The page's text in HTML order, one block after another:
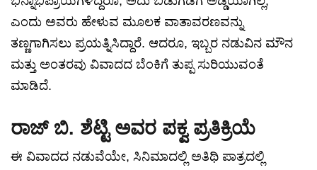
ಎಂದು ಅವರು ಹೇಳುವ ಮೂಲಕ ವಾತಾವರಣವನ್ನು
ತಣ್ಣಗಾಗಿಸಲು ಪ್ರಯತ್ನಿಸಿದ್ದಾರೆ. ಆದರೂ, ಇಬ್ಬರ ನಡುವಿನ ಮೌನ
ಮತ್ತು ಅಂತರವು ವಿವಾದದ ಬೆಂಕಿಗೆ ತುಪ್ಪ ಸುರಿಯುವಂತೆ
ಮಾಡಿದೆ.
ರಾಜ್ ಬಿ. ಶೆಟ್ಟಿ ಅವರ ಪಕ್ವ ಪ್ರತಿಕ್ರಿಯೆ
ಈ ವಿವಾದದ ನಡುವೆಯೇ, ಸಿನಿಮಾದಲ್ಲಿ ಅತಿಥಿ ಪಾತ್ರದಲ್ಲಿ